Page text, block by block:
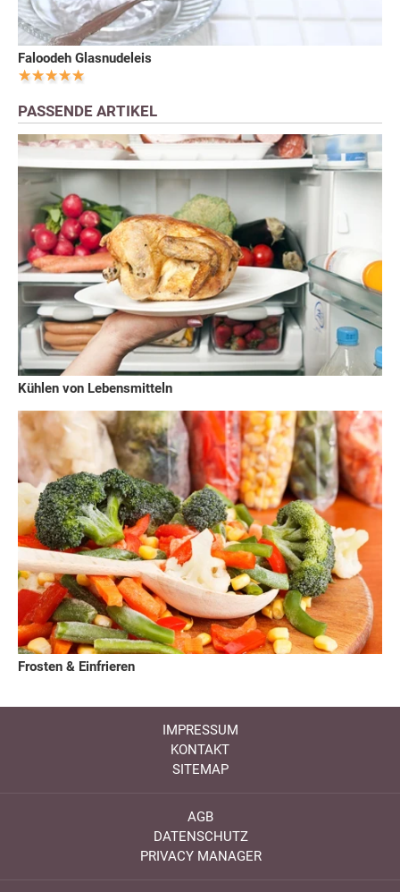
Faloodeh Glasnudeleis
PASSENDE ARTIKEL
Kühlen von Lebensmitteln
Frosten & Einfrieren
IMPRESSUM
KONTAKT
SITEMAP
AGB
DATENSCHUTZ
PRIVACY MANAGER